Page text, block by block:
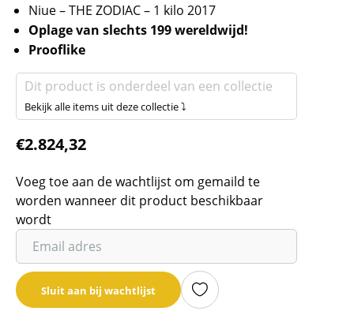
Niue – THE ZODIAC – 1 kilo 2017
Oplage van slechts 199 wereldwijd!
Prooflike
Dit product is onderdeel van een collectie
Bekijk alle items uit deze collectie ⤵
€2.824,32
Voeg toe aan de wachtlijst om gemaild te
worden wanneer dit product beschikbaar
wordt
Vul
je
email
adresSluit aan bij wachtlijst